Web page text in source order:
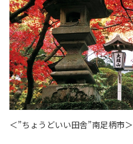
＜”ちょうどいい田舎”南足柄市＞